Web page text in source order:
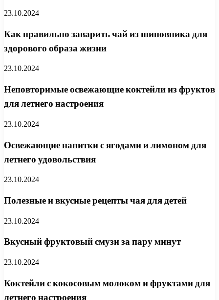
23.10.2024
Как правильно заварить чай из шиповника для
здорового образа жизни
23.10.2024
Неповторимые освежающие коктейли из фруктов
для летнего настроения
23.10.2024
Освежающие напитки с ягодами и лимоном для
летнего удовольствия
23.10.2024
Полезные и вкусные рецепты чая для детей
23.10.2024
Вкусный фруктовый смузи за пару минут
23.10.2024
Коктейли с кокосовым молоком и фруктами для
летнего настроения